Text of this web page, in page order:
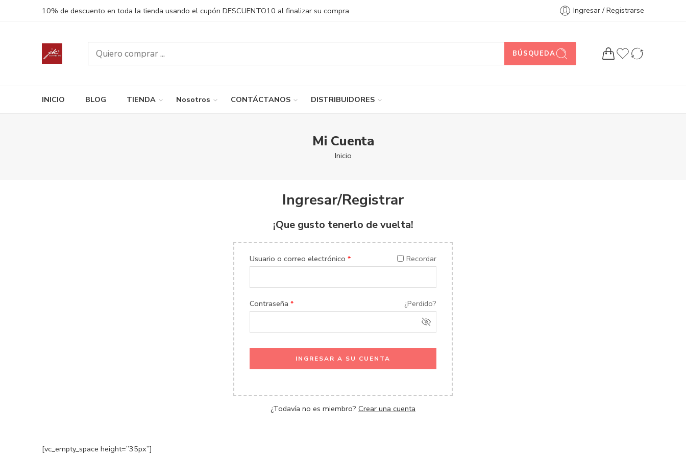
10% de descuento en toda la tienda usando el cupón DESCUENTO10 al finalizar su compra Ingresar / Registrarse
BÚSQUEDA
INICIO BLOG TIENDA Nosotros CONTÁCTANOS DISTRIBUIDORES
Mi Cuenta
Inicio
Ingresar/Registrar
¡Que gusto tenerlo de vuelta!
Usuario o correo electrónico * Recordar
Contraseña * ¿Perdido?
INGRESAR A SU CUENTA
¿Todavía no es miembro? Crear una cuenta
[vc_empty_space height=”35px”]